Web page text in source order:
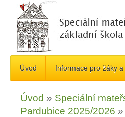
Úvod Informace pro žáky
Úvod » Speciální
Pardubice 2025/2026 »